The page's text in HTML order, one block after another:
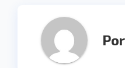
Por